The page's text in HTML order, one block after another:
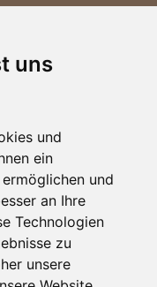
uns
und
ein
und
an Ihre
Technologien
zu
unsere